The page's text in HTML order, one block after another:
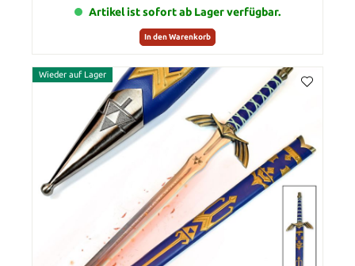
Artikel ist sofort ab Lager verfügbar.
In den Warenkorb
Wieder auf Lager